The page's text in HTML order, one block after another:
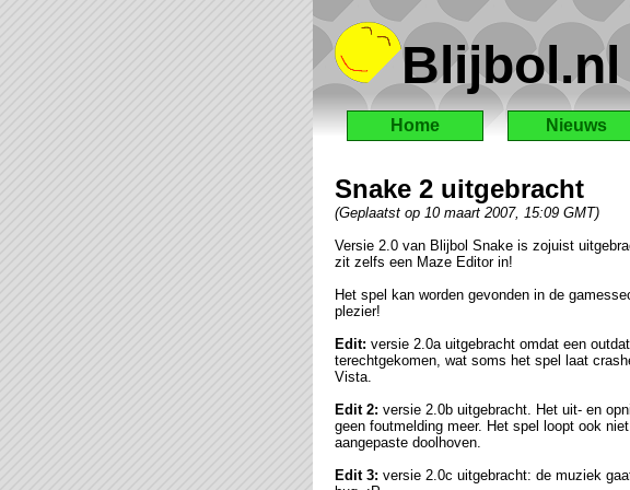
Blijbol.nl
Home Nieuws
Snake 2 uitgebracht
(Geplaatst op 10 maart 2007, 15:09 GMT)
Versie 2.0 van Blijbol Snake is zojuist
zit zelfs een Maze Editor in!
Het spel kan worden gevonden in de
plezier!
Edit: versie 2.0a uitgebracht omdat een
terechtgekomen, wat soms het spel laat
Vista.
Edit 2: versie 2.0b uitgebracht. Het uit- en
geen foutmelding meer. Het spel loopt ook
aangepaste doolhoven.
Edit 3: versie 2.0c uitgebracht: de muziek